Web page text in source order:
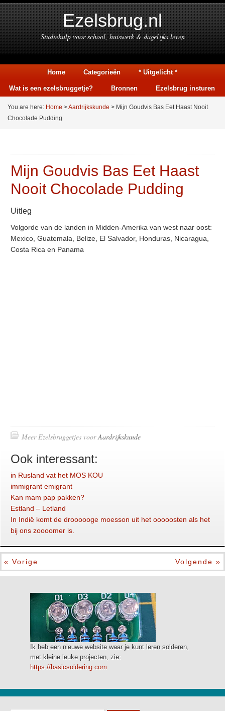
Ezelsbrug.nl
Studiehulp voor school, huiswerk & dagelijks leven
Home Categorieën * Uitgelicht *
Wat is een ezelsbruggetje? Bronnen Ezelsbrug insturen
You are here: Home >Aardrijkskunde > Mijn Goudvis Bas Eet Haast Nooit
Chocolade Pudding
Mijn Goudvis Bas Eet Haast
Nooit Chocolade Pudding
Uitleg
Volgorde van de landen in Midden-Amerika van west naar oost:
Mexico, Guatemala, Belize, El Salvador, Honduras, Nicaragua,
Costa Rica en Panama
Meer Ezelsbruggetjes voorAardrijkskunde
Ook interessant:
in Rusland vat het MOS KOU
immigrant emigrant
Kan mam pap pakken?
Estland – Letland
In Indië komt de droooooge moesson uit het ooooosten als het
bij ons zoooomer is.
« Vorige Volgende »
Ik heb een nieuwe website waar je kunt leren solderen,
met kleine leuke projecten, zie:
https://basicsoldering.com